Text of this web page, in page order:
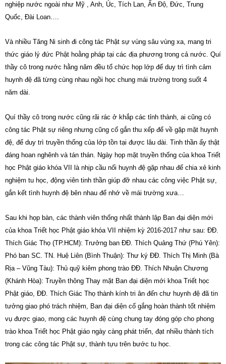
nghiệp nước ngoài như Mỹ , Anh, Úc, Tích Lan, Ấn Độ, Đức, Trung
Quốc, Đài Loan….
Và nhiều Tăng Ni sinh đi công tác Phật sự vùng sâu vùng xa, mang tri
thức giáo lý đức Phật hoằng pháp tại các địa phương trong cả nước. Quí
thầy cô trong nước hằng năm đều tổ chức họp lớp để duy trì tình cảm
huynh đệ đã từng cùng nhau ngồi học chung mái trường trong suốt 4
năm dài.
Quí thầy cô trong nước cũng rãi rác ở khắp các tỉnh thành, ai cũng có
công tác Phật sự riêng nhưng cũng cố gắn thu xếp để về gặp mặt huynh
đệ, để duy trì truyền thống của lớp tồn tại được lâu dài. Tinh thần ấy thật
đáng hoan nghênh và tán thán. Ngày họp mặt truyền thống của khoa Triết
học Phật giáo khóa VII là nhịp cầu nối huynh đệ gặp nhau để chia xẻ kinh
nghiệm tu học, động viên tinh thần giúp đỡ nhau các công việc Phật sự,
gắn kết tình huynh đệ bên nhau để nhớ về mái trường xưa…
Sau khi họp bàn, các thành viên thống nhất thành lập Ban đại diện mới
của khoa Triết học Phật giáo khóa VII nhiệm kỳ 2016-2017 như sau: ĐĐ.
Thích Giác Thọ (TP.HCM): Trưởng ban ĐĐ. Thích Quảng Thứ (Phú Yên):
Phó ban SC. TN. Huệ Liên (Bình Thuận): Thư ký ĐĐ. Thích Thị Minh (Bà
Rịa – Vũng Tàu): Thủ quỹ kiêm phong trào ĐĐ. Thích Nhuận Chương
(Khánh Hòa): Truyền thông Thay mặt Ban đại diện mới khoa Triết học
Phật giáo, ĐĐ. Thích Giác Thọ thành kính tri ân đến chư huynh đệ đã tin
tưởng giao phó trách nhiệm, Ban đại diện cố gắng hoàn thành tốt nhiệm
vụ được giao, mong các huynh đệ cùng chung tay đóng góp cho phong
trào khoa Triết học Phật giáo ngày càng phát triển, đạt nhiều thành tích
trong các công tác Phật sự, thành tựu trên bước tu học.